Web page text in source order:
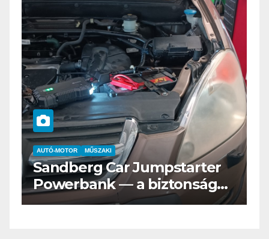
AUTÓ-MOTOR ELEKTROMOS
Az új Nissan LEAF csak a
Tesztvilágra vár!